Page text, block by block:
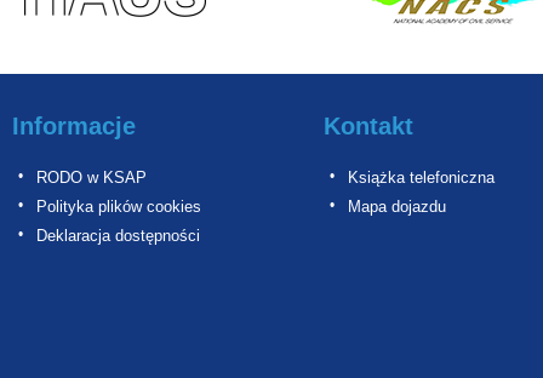
Informacje
RODO w KSAP
Polityka plików cookies
Deklaracja dostępności
Kontakt
Książka telefoniczna
Mapa dojazdu